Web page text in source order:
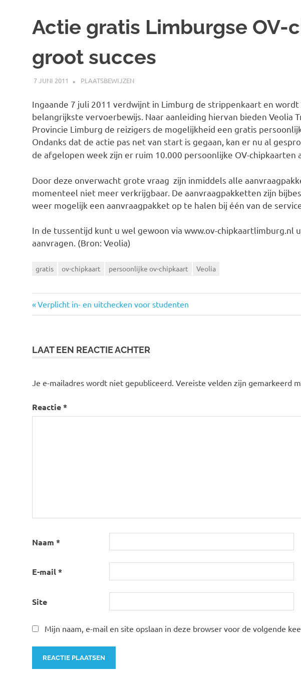
Actie gratis Limburgse OV-
groot succes
7 JUNI 2011 SPOORZOEKER
PLAATSBEWIJZEN
Ingaande 7 juli 2011 verdwijnt in Limburg de strippenkaart en
belangrijkste vervoerbewijs. Naar aanleiding hiervan bieden Veolia
Provincie Limburg de reizigers de mogelijkheid een gratis
Ondanks dat de actie pas net van start is gegaan, kan er nu al
de afgelopen week zijn er ruim 10.000 persoonlijke OV-chipkaarten
Door deze onverwacht grote vraag zijn inmiddels alle
momenteel niet meer verkrijgbaar. De aanvraagpakketten zijn
weer mogelijk een aanvraagpakket op te halen bij één van de
In de tussentijd kunt u wel gewoon via www.ov-chipkaartlimburg.nl
aanvragen. (Bron: Veolia)
gratis ov-chipkaart persoonlijke ov-chipkaart Veolia
Bericht
Vorige
bericht:
Verplicht in- en uitchecken voor studenten
LAAT EEN REACTIE ACHTER
Je e-mailadres wordt niet gepubliceerd. Vereiste velden zijn gemarkeerd
Reactie*
Naam *
E-mail*
Site
Mijn naam, e-mail en site opslaan in deze browser voor de volgende